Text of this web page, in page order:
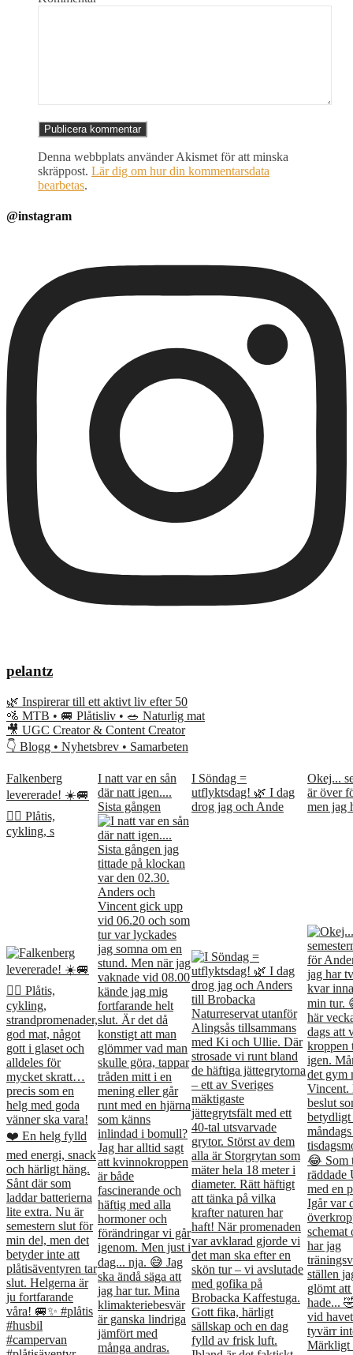
Denna webbplats använder Akismet för att minska
skräppost. Lär dig om hur din kommentarsdata
bearbetas.
@instagram
pelantz
🌿 Inspirerar till ett aktivt liv efter 50
🚵 MTB • 🚐 Plåtisliv • 🥗 Naturlig mat
🎥 UGC Creator & Content Creator
👇 Blogg • Nyhetsbrev • Samarbeten
Falkenberg
levererade! ☀️🚐
🚴‍♀️ Plåtis,
cykling, s
I natt var en sån
där natt igen....
Sista gången
I Söndag =
utflyktsdag! 🌿 I dag
drog jag och Ande
Okej...
är över
men jag